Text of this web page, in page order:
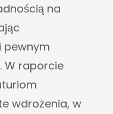
na
pewnym
W raporcie
wdrożenia, w